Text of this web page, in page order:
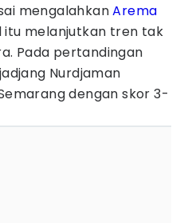
mengalahkanArema
itu melanjutkan tren tak
Pada pertandingan
Nurdjaman
dengan skor 3-